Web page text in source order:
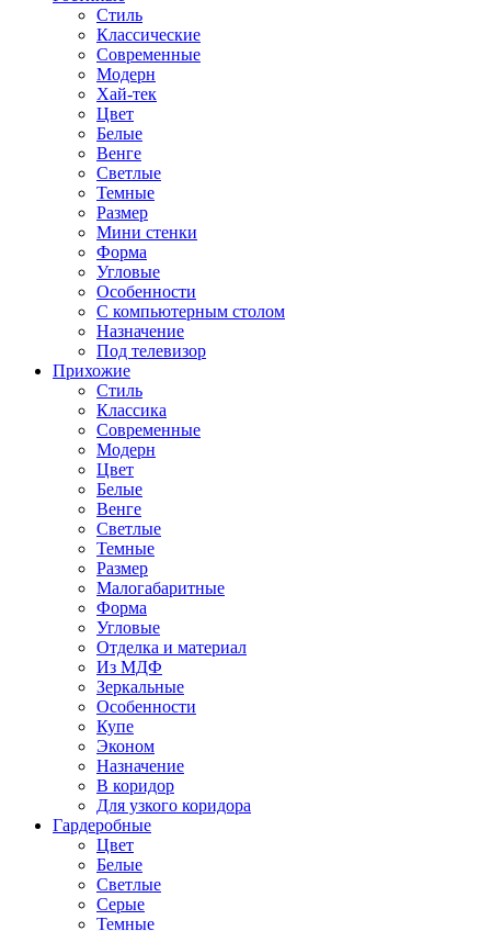
Стиль
Классические
Современные
Модерн
Хай-тек
Цвет
Белые
Венге
Светлые
Темные
Размер
Мини стенки
Форма
Угловые
Особенности
С компьютерным столом
Назначение
Под телевизор
Прихожие
Стиль
Классика
Современные
Модерн
Цвет
Белые
Венге
Светлые
Темные
Размер
Малогабаритные
Форма
Угловые
Отделка и материал
Из МДФ
Зеркальные
Особенности
Купе
Эконом
Назначение
В коридор
Для узкого коридора
Гардеробные
Цвет
Белые
Светлые
Серые
Темные